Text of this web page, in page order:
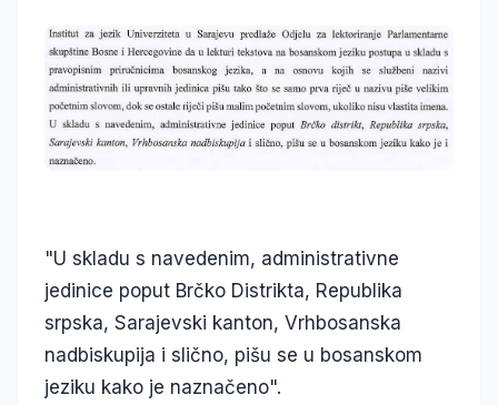
"U skladu s navedenim, administrativne
jedinice poput Brčko Distrikta, Republika
srpska, Sarajevski kanton, Vrhbosanska
nadbiskupija i slično, pišu se u bosanskom
jeziku kako je naznačeno".